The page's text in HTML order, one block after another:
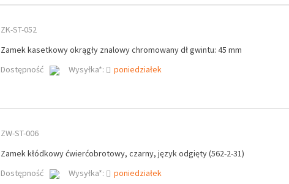
ZK-ST-052
Zamek kasetkowy okrągły znalowy chromowany dł gwintu: 45 mm
Dostępność
Wysyłka*: poniedziałek
ZW-ST-006
Zamek kłódkowy ćwierćobrotowy, czarny, język odgięty (562-2-31)
Dostępność
Wysyłka*: poniedziałek